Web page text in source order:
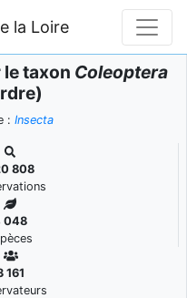
la Loire
taxon Coleoptera
: Insecta
808
048
161